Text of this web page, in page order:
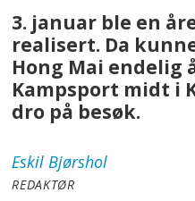
3. januar ble en
realisert. Da
Hong Mai endelig
Kampsport midt i
dro på besøk.
Eskil Bjørshol
REDAKTØR